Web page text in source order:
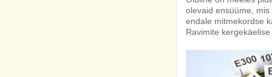
olevaid ensüüme,
endale mitmekordse
Ravimite